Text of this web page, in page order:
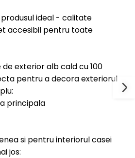
ideal - calitate
accesibil pentru toate
exterior alb cald cu 100
pentru a decora exteriorul
principala
si pentru interiorul casei
jos: